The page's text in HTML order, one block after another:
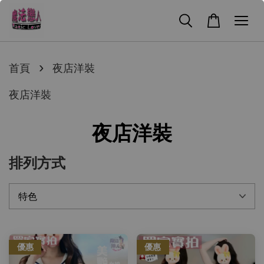
首頁 › 夜店洋裝
夜店洋裝
夜店洋裝
排列方式
優惠 優惠